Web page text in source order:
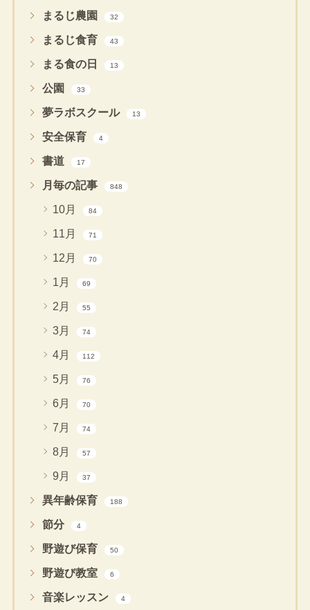
まるじ農園 32
まるじ食育 43
まる食の日 13
公園 33
夢ラボスクール 13
安全保育 4
書道 17
月毎の記事 848
10月 84
11月 71
12月 70
1月 69
2月 55
3月 74
4月 112
5月 76
6月 70
7月 74
8月 57
9月 37
異年齢保育 188
節分 4
野遊び保育 50
野遊び教室 6
音楽レッスン 4